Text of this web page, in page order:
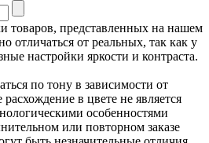
товаров, представленных на нашем
отличаться от реальных, так как у
настройки яркости и контраста.
по тону в зависимости от
в цвете не является
особенностями
или повторном заказе